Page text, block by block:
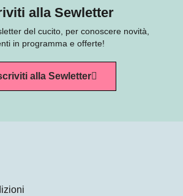
alla Sewletter
del cucito, per conoscere novità,
in programma e offerte!
alla Sewletter